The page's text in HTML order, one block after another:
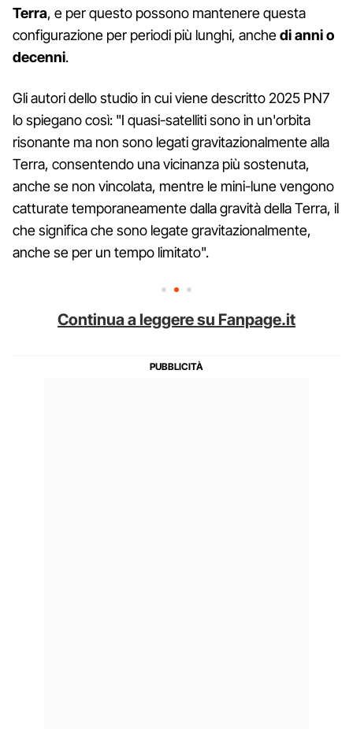
Terra, e per questo possono mantenere questa
configurazione per periodi più lunghi, anchedi anni o
decenni.
Gli autori dello studio in cui viene descritto 2025 PN7
lo spiegano così: "I quasi-satelliti sono in un'orbita
risonante ma non sono legati gravitazionalmente alla
Terra, consentendo una vicinanza più sostenuta,
anche se non vincolata, mentre le mini-lune vengono
catturate temporaneamente dalla gravità della Terra, il
che significa che sono legate gravitazionalmente,
anche se per un tempo limitato".
Continua a leggere su Fanpage.it